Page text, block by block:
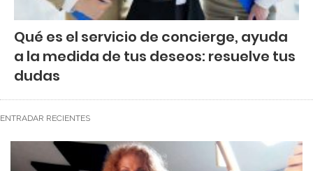
Qué es el servicio de concierge, ayuda
a la medida de tus deseos: resuelve tus
dudas
ENTRADAR RECIENTES